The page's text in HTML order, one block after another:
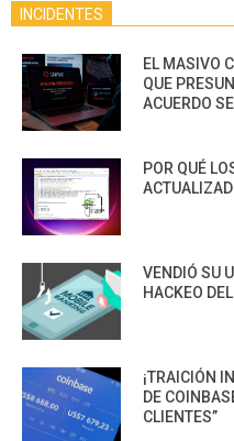
INCIDENTES
EL MASIVO
QUE
ACUERDO
POR QUÉ
VENDIÓ SU
HACKEO
¡TRAICIÓN
DE
CLIENTES”